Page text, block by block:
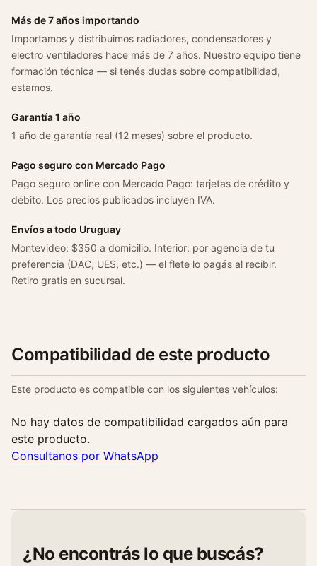
o
x
/
s
u
a
n
/
a
e
i
r
o
i
d
a
Más de 7 años importando
Importamos y distribuimos radiadores, condensadores y
electro ventiladores hace más de 7 años. Nuestro equipo tiene
formación técnica — si tenés dudas sobre compatibilidad,
estamos.
Garantía 1 año
1 año de garantía real (12 meses) sobre el producto.
Pago seguro con Mercado Pago
Pago seguro online con Mercado Pago: tarjetas de crédito y
débito. Los precios publicados incluyen IVA.
Envíos a todo Uruguay
Montevideo: $350 a domicilio. Interior: por agencia de tu
preferencia (DAC, UES, etc.) — el flete lo pagás al recibir.
Retiro gratis en sucursal.
Compatibilidad de este producto
Este producto es compatible con los siguientes vehículos:
No hay datos de compatibilidad cargados aún para
este producto.
Consultanos por WhatsApp
¿No encontrás lo que buscás?